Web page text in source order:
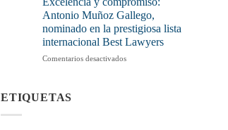
el
sector
sumarlas
tu
pensión
hasta
la
regulación
normativa
de
Antonio Muñoz Gallego,
nominado en la prestigiosa lista
internacional Best Lawyers
Comentarios desactivadosen
ETIQUETAS